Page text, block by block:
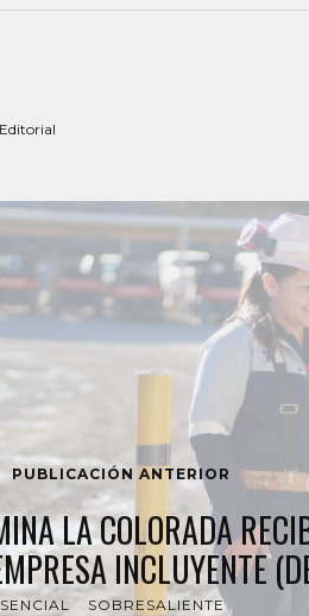
Editorial
PUBLICACIÓN ANTERIOR
LA COLORADA
INCLUYENTE
SOBRESALIENTE